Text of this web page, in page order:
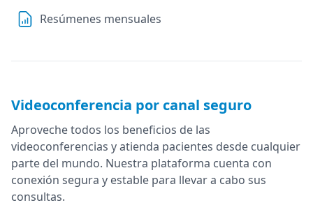
Resúmenes mensuales
Videoconferencia por canal seguro
Aproveche todos los beneficios de las
videoconferencias y atienda pacientes desde cualquier
parte del mundo. Nuestra plataforma cuenta con
conexión segura y estable para llevar a cabo sus
consultas.